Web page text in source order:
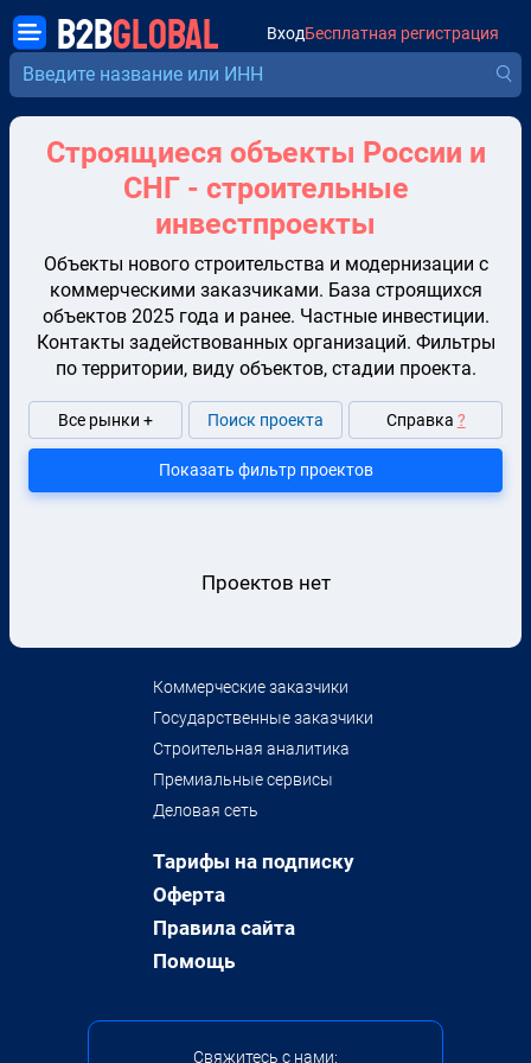
B2BGLOBAL ВходБесплатная регистрация
Строящиеся объекты России и
СНГ - строительные
инвестпроекты
Объекты нового строительства и модернизации с
коммерческими заказчиками. База строящихся
объектов 2025 года и ранее. Частные инвестиции.
Контакты задействованных организаций. Фильтры
по территории, виду объектов, стадии проекта.
Все рынки + Поиск проекта Справка ?
Показать фильтр проектов
Проектов нет
Коммерческие заказчики
Государственные заказчики
Строительная аналитика
Премиальные сервисы
Деловая сеть
Тарифы на подписку
Оферта
Правила сайта
Помощь
Свяжитесь с нами: